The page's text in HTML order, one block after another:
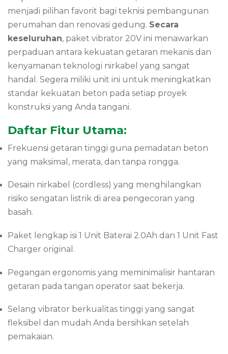
menjadi pilihan favorit bagi teknisi pembangunan
perumahan dan renovasi gedung. Secara
keseluruhan, paket vibrator 20V ini menawarkan
perpaduan antara kekuatan getaran mekanis dan
kenyamanan teknologi nirkabel yang sangat
handal. Segera miliki unit ini untuk meningkatkan
standar kekuatan beton pada setiap proyek
konstruksi yang Anda tangani.
Daftar Fitur Utama:
Frekuensi getaran tinggi guna pemadatan beton
yang maksimal, merata, dan tanpa rongga.
Desain nirkabel (cordless) yang menghilangkan
risiko sengatan listrik di area pengecoran yang
basah.
Paket lengkap isi 1 Unit Baterai 2.0Ah dan 1 Unit Fast
Charger original.
Pegangan ergonomis yang meminimalisir hantaran
getaran pada tangan operator saat bekerja.
Selang vibrator berkualitas tinggi yang sangat
fleksibel dan mudah Anda bersihkan setelah
pemakaian.